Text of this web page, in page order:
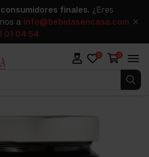
finales. ¿Eres
a info@bebidasencasa.com
01 04 54
✕
0 0